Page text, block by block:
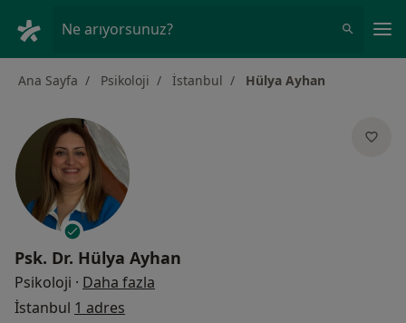
Ne arıyorsunuz?
Ana Sayfa Psikoloji İstanbul Hülya Ayhan
Psk. Dr. Hülya Ayhan
Psikoloji · Daha fazla
İstanbul 1 adres